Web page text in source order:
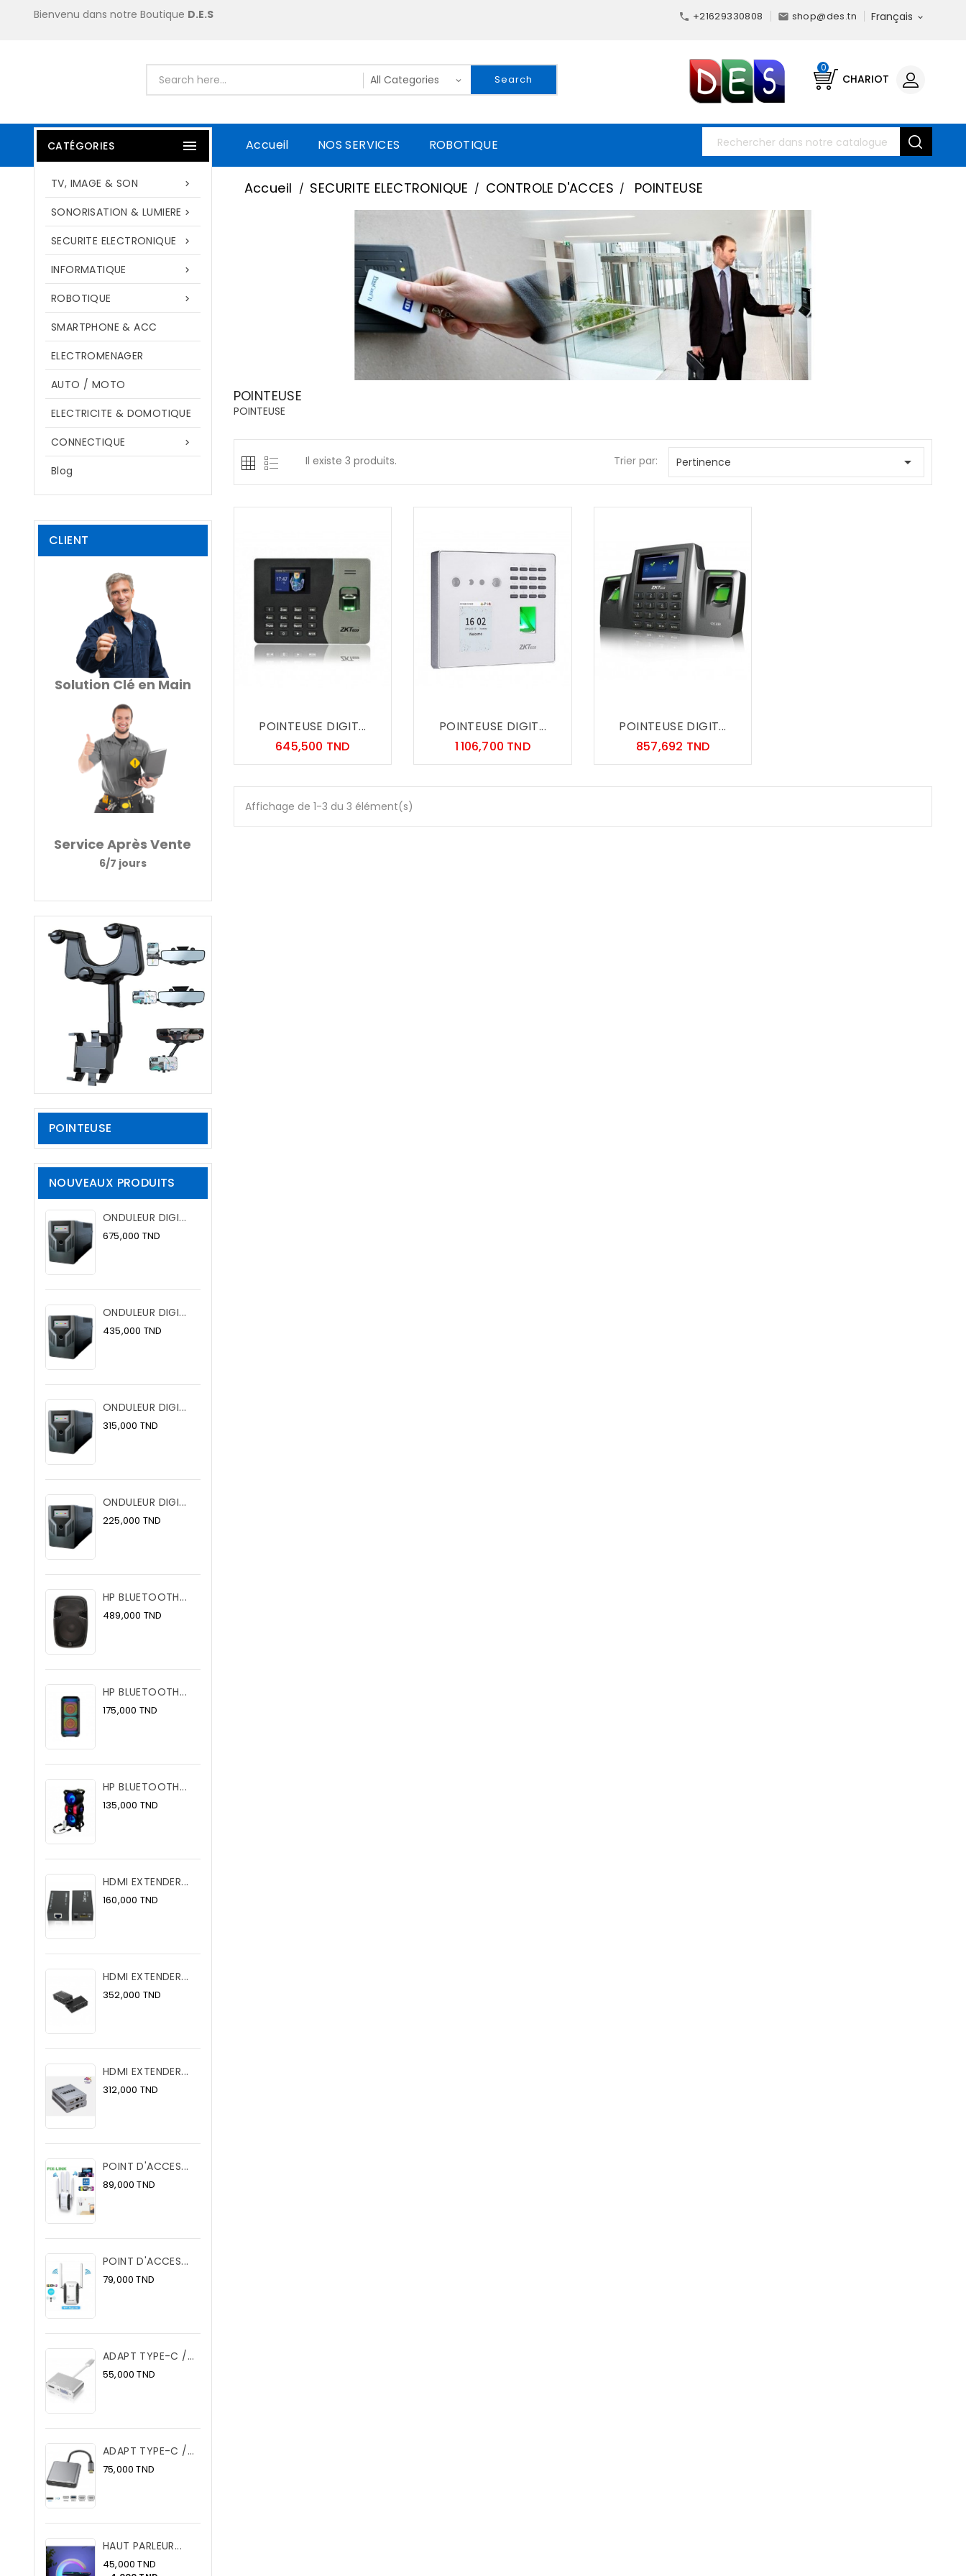
Bienvenu dans notre Boutique D.E.S Français 
 +21629330808  shop@des.tn
Search CHARIOT
0
Accueil NOS SERVICES ROBOTIQUE
CATÉGORIES 

TV, IMAGE & SON

SONORISATION & LUMIERE

SECURITE ELECTRONIQUE

INFORMATIQUE

ROBOTIQUE
SMARTPHONE & ACC
ELECTROMENAGER
AUTO / MOTO
ELECTRICITE & DOMOTIQUE

CONNECTIQUE
Blog
CLIENT
Solution Clé en Main
Service Après Vente
6/7 jours
POINTEUSE
NOUVEAUX PRODUITS
ONDULEUR DIGI...
675,000 TND
ONDULEUR DIGI...
435,000 TND
ONDULEUR DIGI...
315,000 TND
ONDULEUR DIGI...
225,000 TND
HP BLUETOOTH...
489,000 TND
HP BLUETOOTH...
175,000 TND
HP BLUETOOTH...
135,000 TND
HDMI EXTENDER...
160,000 TND
HDMI EXTENDER...
352,000 TND
HDMI EXTENDER...
312,000 TND
POINT D'ACCES...
89,000 TND
POINT D'ACCES...
79,000 TND
ADAPT TYPE-C /...
55,000 TND
ADAPT TYPE-C /...
75,000 TND
HAUT PARLEUR...
45,000 TND
Accueil SECURITE ELECTRONIQUE CONTROLE D'ACCES POINTEUSE
POINTEUSE
POINTEUSE
Il existe 3 produits. Trier par: Pertinence 
POINTEUSE DIGIT...
645,500 TNDPrix
POINTEUSE DIGIT...
1 106,700 TNDPrix
POINTEUSE DIGIT...
857,692 TNDPrix
Affichage de 1-3 du 3 élément(s)